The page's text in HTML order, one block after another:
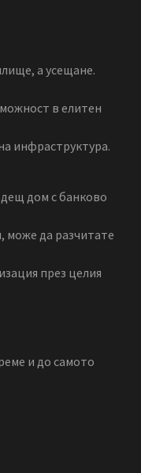
а усещане.
в елитен
инфраструктура.
дом с банково
може да разчитате
през целия
и до самото